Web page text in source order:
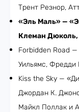
Трент Резнор,
«Эль Маль» —
Клеман
Forbidden Road
Уильямс, Фредди
Kiss the Sky —
Джордан К.
Майкл Поллак и